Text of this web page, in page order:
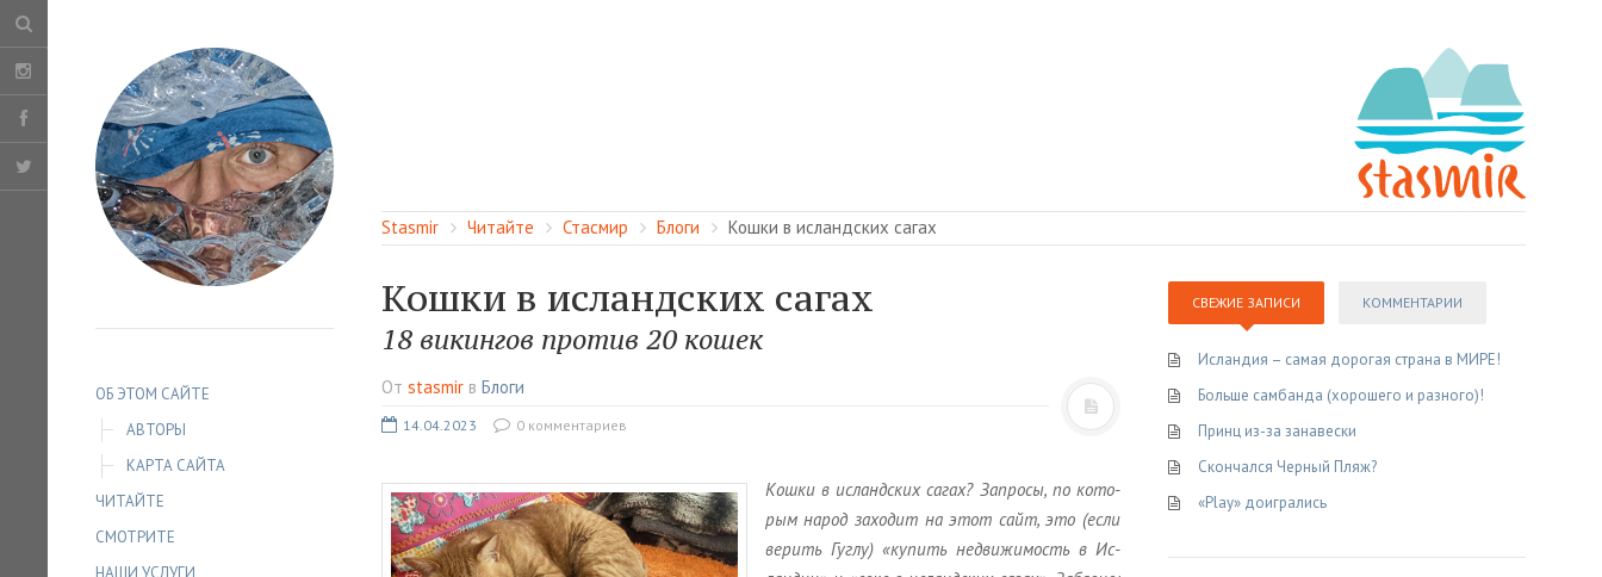
ОБ ЭТОМ САЙТЕ
АВТОРЫ
КАРТА САЙТА
ЧИТАЙТЕ
СМОТРИТЕ
НАШИ УСЛУГИ
Stasmir Читайте Стасмир Блоги Кошки в исландских сагах
Кошки в исландских сагах
18 викингов против 20 кошек
От stasmir в Блоги
14.04.2023 0 комментариев
Кошки в ис­ланд­ских сагах? За­про­сы, по ко­то­
рым народ за­хо­дит на этот сайт, это (если
ве­рить Гуглу) «ку­пить недви­жи­мость в Ис­
СВЕЖИЕ ЗАПИСИ КОММЕНТАРИИ
Исландия – самая дорогая страна в МИРЕ!
Больше самбанда (хорошего и разного)!
Принц из-за занавески
Скончался Черный Пляж?
«Play» доигрались